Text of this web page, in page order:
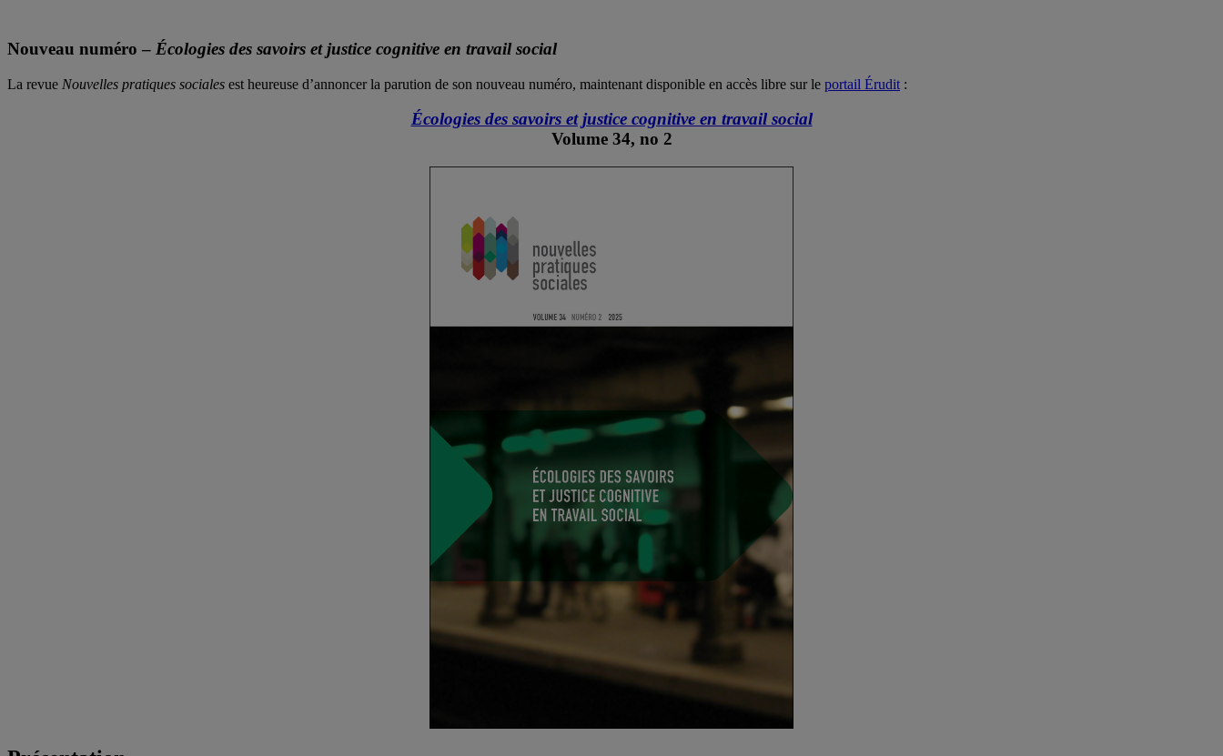
Nouveau numéro – Écologies des savoirs et justice cognitive en travail social
La revue Nouvelles pratiques sociales est heureuse d’annoncer la parution de son nouveau numéro, maintenant disponible en accès libre sur le portail Érudit :
Écologies des savoirs et justice cognitive en travail social
Volume 34, no 2